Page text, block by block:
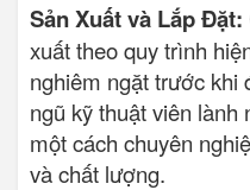
Sản Xuất và Lắp Đặt:
xuất theo quy trình
nghiêm ngặt trước khi
ngũ kỹ thuật viên lành
một cách chuyên
và chất lượng.